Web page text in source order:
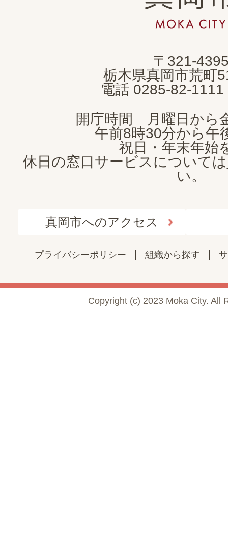
岡
市
CITY
〒321-
栃木県真岡市荒町
電話 0285-82-1111
開庁時間 月曜日から
午前8時30分から午
祝日・年末年始
休日の窓口サービスについては
い。
真岡市へのアクセス
プライバシーポリシー 組織から探す
Copyright (c) 2023 Moka City. All